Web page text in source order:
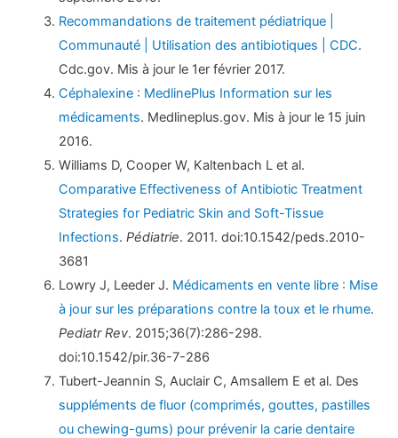
Recommandations de traitement pédiatrique |
Communauté | Utilisation des antibiotiques | CDC.
Cdc.gov. Mis à jour le 1er février 2017.
Céphalexine : MedlinePlus Information sur les
médicaments. Medlineplus.gov. Mis à jour le 15 juin
2016.
Williams D, Cooper W, Kaltenbach L et al.
Comparative Effectiveness of Antibiotic Treatment
Strategies for Pediatric Skin and Soft-Tissue
Infections.Pédiatrie. 2011. doi:10.1542/peds.2010-
3681
Lowry J, Leeder J. Médicaments en vente libre : Mise
à jour sur les préparations contre la toux et le rhume.
Pediatr Rev. 2015;36(7):286-298.
doi:10.1542/pir.36-7-286
Tubert-Jeannin S, Auclair C, Amsallem E et al. Des
suppléments de fluor (comprimés, gouttes, pastilles
ou chewing-gums) pour prévenir la carie dentaire